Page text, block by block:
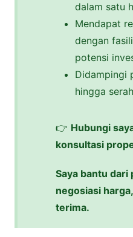
dalam satu
Mendapat
dengan
potensi
Didampingi
hingga
👉 Hubungi
konsultasi
Saya bantu dari
negosiasi
terima.